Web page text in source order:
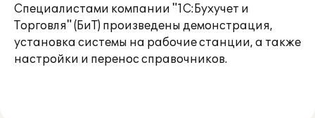
Специалистами компании "1С:Бухучет и
Торговля" (БиТ) произведены демонстрация,
установка системы на рабочие станции, а также
настройки и перенос справочников.